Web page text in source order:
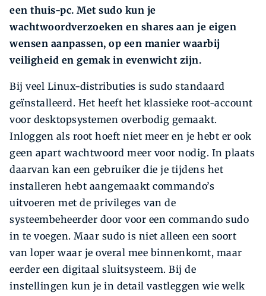
een thuis-pc. Met sudo kun je
wachtwoordverzoeken en shares aan je eigen
wensen aanpassen, op een manier waarbij
veiligheid en gemak in evenwicht zijn.
Bij veel Linux-distributies is sudo standaard
geïnstalleerd. Het heeft het klassieke root-account
voor desktopsystemen overbodig gemaakt.
Inloggen als root hoeft niet meer en je hebt er ook
geen apart wachtwoord meer voor nodig. In plaats
daarvan kan een gebruiker die je tijdens het
installeren hebt aangemaakt commando’s
uitvoeren met de privileges van de
systeembeheerder door voor een commando sudo
in te voegen. Maar sudo is niet alleen een soort
van loper waar je overal mee binnenkomt, maar
eerder een digitaal sluitsysteem. Bij de
instellingen kun je in detail vastleggen wie welk